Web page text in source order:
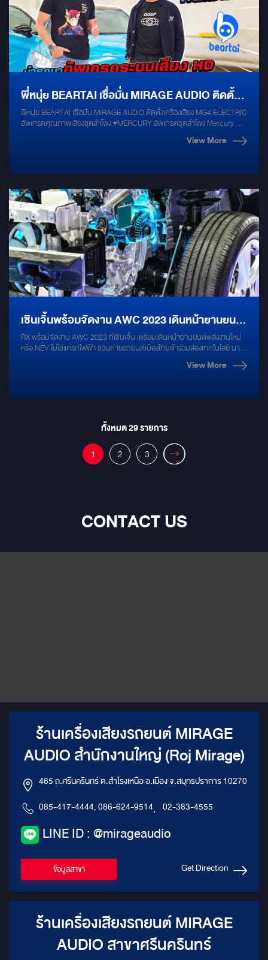
พี่หนุ่ย BEARTAI เชื่อมั่น MIRAGE AUDIO ติดตั้ง
เครื่องเสียง MG4 ELECTRIC อัพเกรดคุณภาพ
พี่หนุ่ย BEARTAI เชื่อมั่น MIRAGE AUDIO ติดตั้งเครื่องเสียง MG4 ELECTRIC
อัพเกรดคุณภาพเสียงชุดลำโพง #MERCURY อัพเกรดชุดลำโพง Mercury Set
DSP สุดคุ้ม ☑ ลำโพงแยกชิ้นสำหรับคู่หน้า MERCURY R62 ☑ ลำโพงแกน
ร่วมสำหรับคู่หลัง MERCURY C60 ☑ เพิ่มมิติเสียงเบส พร้อมเสริมกำลังขับ
View More
เซินเจิ้นพร้อมจัดงาน AWC 2023 เดินหน้ายานยนต์
พลังงานใหม่ ไม่ใช่แค่รถไฟฟ้า
RX พร้อมจัดงาน AWC 2023 ที่เซินเจิ้น เตรียมเดินหน้ายานยนต์พลังงานใหม่
หรือ NEV ไม่ใช่แค่รถไฟฟ้า ชวนค่ายรถยนต์เมืองไทยเข้าร่วมส่องเทคโนโลยี นาย
บรู๊ซ ชู ผู้จัดการโครงการ อาร์เอ็กซ์ เกรทเทอร์ ไชน่า หรือ RX กล่าวว่า จากการ
ที่จีนเป็นศูนย์กลางการผลิตยานยนต์และตลาดผู้ใช้ยานยนต์ที่ใหญ่ที่สุดในโลก
กลายเป็นประเทศส่งออกยานยนต์ที่ใหญ่ที่สุดในโลก โดยส่งออกทั้งหมด
View More
ทั้งหมด29รายการ
1 2 3
CONTACT US
ร้านเครื่องเสียงรถยนต์ MIRAGE
AUDIO สำนักงานใหญ่ (Roj Mirage)
465 ถ.ศรีนครินทร์ ต.สำโรงเหนือ อ.เมือง จ.สมุทรปราการ 10270
085-417-4444, 086-624-9514, 02-383-4555
LINE ID : @mirageaudio
ข้อมูลสาขา Get Direction
ร้านเครื่องเสียงรถยนต์ MIRAGE
AUDIO สาขาศรีนครินทร์